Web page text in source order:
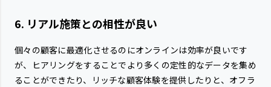
6. リアル施策との相性が良い
個々の顧客に最適化させるのにオンラインは効率が良いです
が、ヒアリングをすることでより多くの定性的なデータを集め
ることができたり、リッチな顧客体験を提供したりと、オフラ